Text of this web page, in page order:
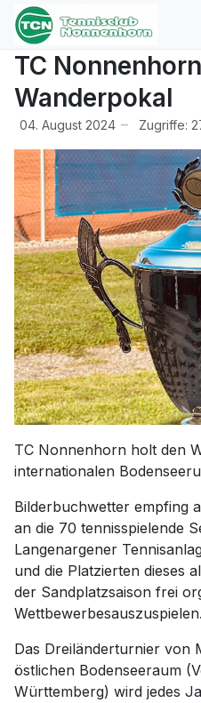
TC
Wanderpokal
04. August 2024 Zugriffe:
TC Nonnenhorn holt den
internationalen
Bilderbuchwetter empfing
an die 70 tennisspielende
Langenargener
und die Platzierten dieses
der Sandplatzsaison frei
Wettbewerbesauszuspielen.
Das Dreiländerturnier von
östlichen Bodenseeraum
Württemberg) wird jedes